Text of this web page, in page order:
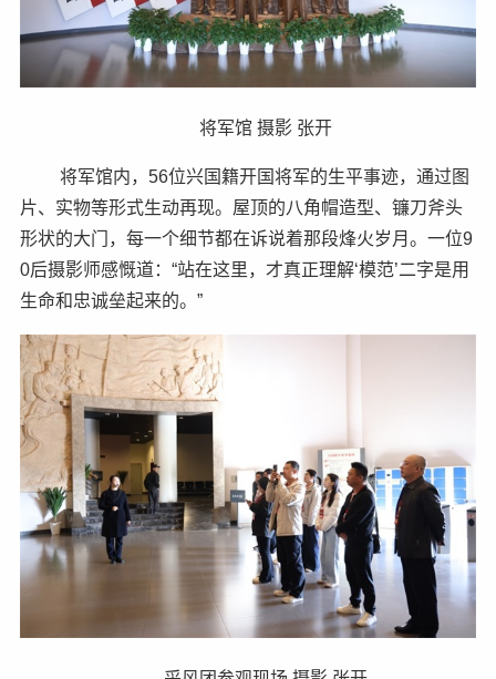
将军馆 摄影 张开
将军馆内，56位兴国籍开国将军的生平事迹，通过图
片、实物等形式生动再现。屋顶的八角帽造型、镰刀斧头
形状的大门，每一个细节都在诉说着那段烽火岁月。一位9
0后摄影师感慨道：“站在这里，才真正理解‘模范’二字是用
生命和忠诚垒起来的。”